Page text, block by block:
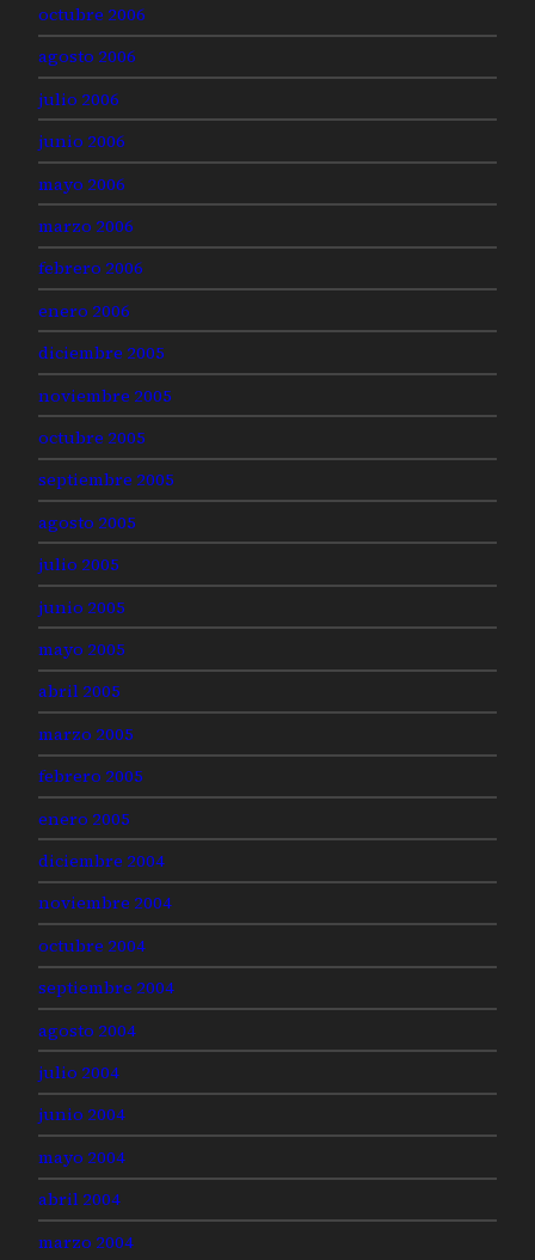
octubre 2006
agosto 2006
julio 2006
junio 2006
mayo 2006
marzo 2006
febrero 2006
enero 2006
diciembre 2005
noviembre 2005
octubre 2005
septiembre 2005
agosto 2005
julio 2005
junio 2005
mayo 2005
abril 2005
marzo 2005
febrero 2005
enero 2005
diciembre 2004
noviembre 2004
octubre 2004
septiembre 2004
agosto 2004
julio 2004
junio 2004
mayo 2004
abril 2004
marzo 2004